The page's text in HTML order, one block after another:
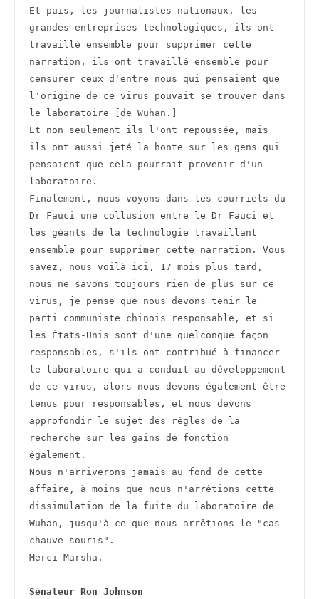
Et puis, les journalistes nationaux, les
grandes entreprises technologiques, ils ont
travaillé ensemble pour supprimer cette
narration, ils ont travaillé ensemble pour
censurer ceux d'entre nous qui pensaient que
l'origine de ce virus pouvait se trouver dans
le laboratoire [de Wuhan.]
Et non seulement ils l'ont repoussée, mais
ils ont aussi jeté la honte sur les gens qui
pensaient que cela pourrait provenir d'un
laboratoire.
Finalement, nous voyons dans les courriels du
Dr Fauci une collusion entre le Dr Fauci et
les géants de la technologie travaillant
ensemble pour supprimer cette narration. Vous
savez, nous voilà ici, 17 mois plus tard,
nous ne savons toujours rien de plus sur ce
virus, je pense que nous devons tenir le
parti communiste chinois responsable, et si
les États-Unis sont d'une quelconque façon
responsables, s'ils ont contribué à financer
le laboratoire qui a conduit au développement
de ce virus, alors nous devons également être
tenus pour responsables, et nous devons
approfondir le sujet des règles de la
recherche sur les gains de fonction
également.
Nous n'arriverons jamais au fond de cette
affaire, à moins que nous n'arrêtions cette
dissimulation de la fuite du laboratoire de
Wuhan, jusqu'à ce que nous arrêtions le "cas
chauve-souris".
Merci Marsha.
Sénateur Ron Johnson